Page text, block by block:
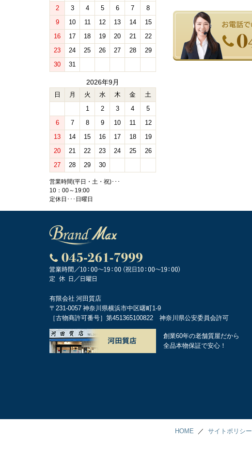
2 3 4 5 6 7 8
9 10 11 12 13 14 15
16 17 18 19 20 21 22
23 24 25 26 27 28 29
30 31
2026年9月
日 月 火 水 木 金 土
1 2 3 4 5
6 7 8 9 10 11 12
13 14 15 16 17 18 19
20 21 22 23 24 25 26
27 28 29 30
営業時間(平日・土・祝)･･･
10：00～19:00
定休日･･･日曜日
有限会社 河田質店
〒231-0057 神奈川県横浜市中区曙町1-9
［古物商許可番号］第451365100822 神奈川県公安委員会許可
創業60年の老舗質屋だから
全品本物保証で安心！
HOME サイトポリシー